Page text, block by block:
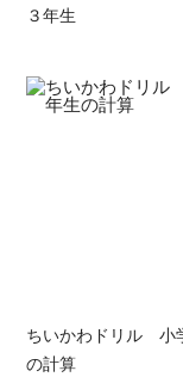
３年生
ちいかわドリル 小
の計算